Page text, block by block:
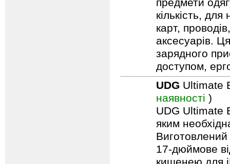
предмети
кількість,
карт,
аксесуарів.
зарядного
доступом,
UDG Ultimate
наявності )
UDG Ultimate
яким
Виготовлений
17-дюймове